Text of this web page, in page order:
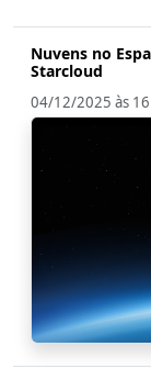
Nuvens no
Starcloud
04/12/2025 às